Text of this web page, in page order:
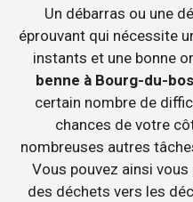
Un débarras ou une
éprouvant qui nécessite
instants et une bonne
benne à Bourg-du-
certain nombre de
chances de votre
nombreuses autres
Vous pouvez ainsi vous
des déchets vers les